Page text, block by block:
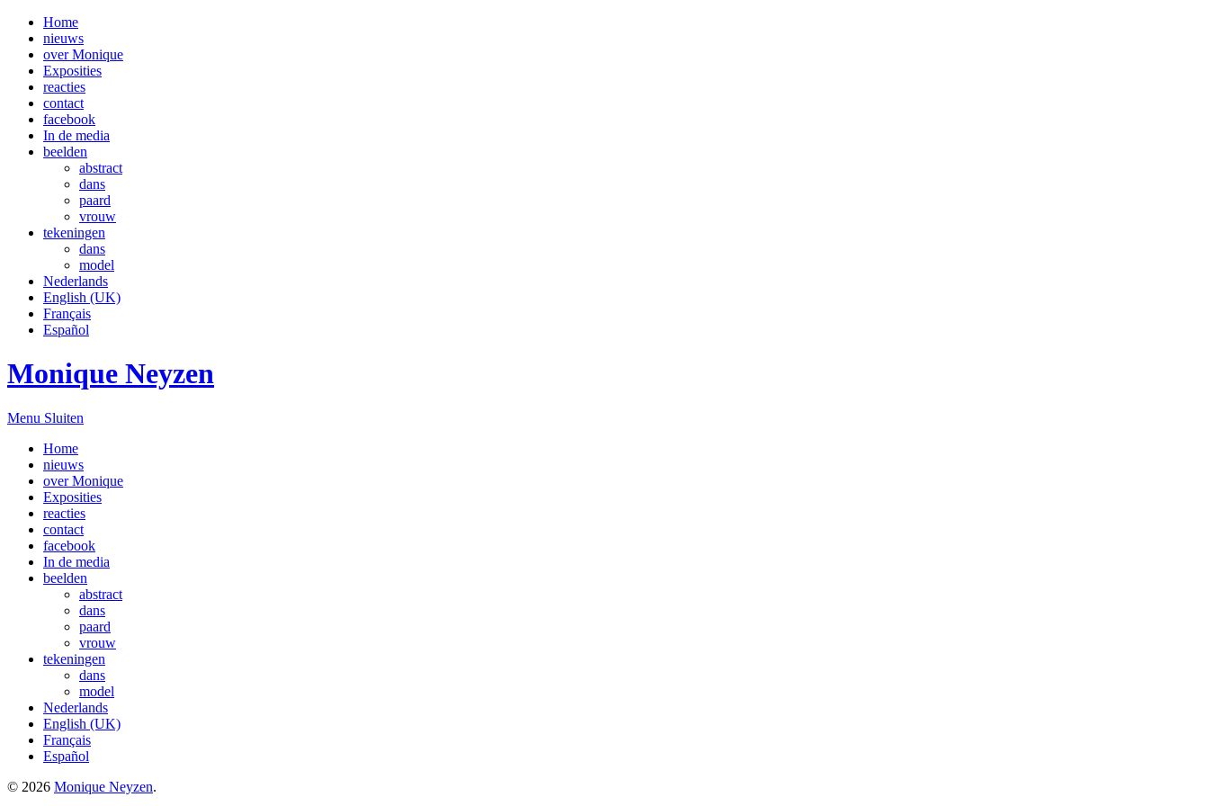
Home
nieuws
over Monique
Exposities
reacties
contact
facebook
In de media
beelden
abstract
dans
paard
vrouw
tekeningen
dans
model
Nederlands
English (UK)
Français
Español
Monique Neyzen
Menu Sluiten
Home
nieuws
over Monique
Exposities
reacties
contact
facebook
In de media
beelden
abstract
dans
paard
vrouw
tekeningen
dans
model
Nederlands
English (UK)
Français
Español
© 2026 Monique Neyzen.